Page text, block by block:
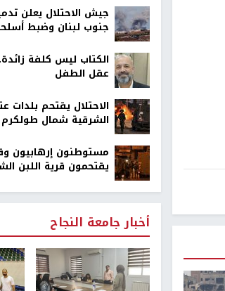
جيش الاحتلال يعلن
جنوب لبنان وضبط
الكتاب ليس كلفة
عقل الطفل
الاحتلال يقتحم بلدات
الشرقية شمال طولكرم
مستوطنون إرهابيون
يقتحمون قرية اللبن
أخبار جامعة النجاح